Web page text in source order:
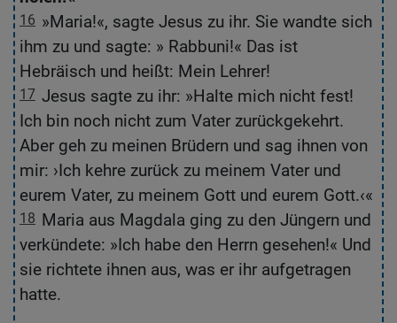
16 »Maria!«, sagte Jesus zu ihr. Sie wandte sich
ihm zu und sagte: » Rabbuni!« Das ist
Hebräisch und heißt: Mein Lehrer!
17 Jesus sagte zu ihr: »Halte mich nicht fest!
Ich bin noch nicht zum Vater zurückgekehrt.
Aber geh zu meinen Brüdern und sag ihnen von
mir: ›Ich kehre zurück zu meinem Vater und
eurem Vater, zu meinem Gott und eurem Gott.‹«
18 Maria aus Magdala ging zu den Jüngern und
verkündete: »Ich habe den Herrn gesehen!« Und
sie richtete ihnen aus, was er ihr aufgetragen
hatte.
16
17
18